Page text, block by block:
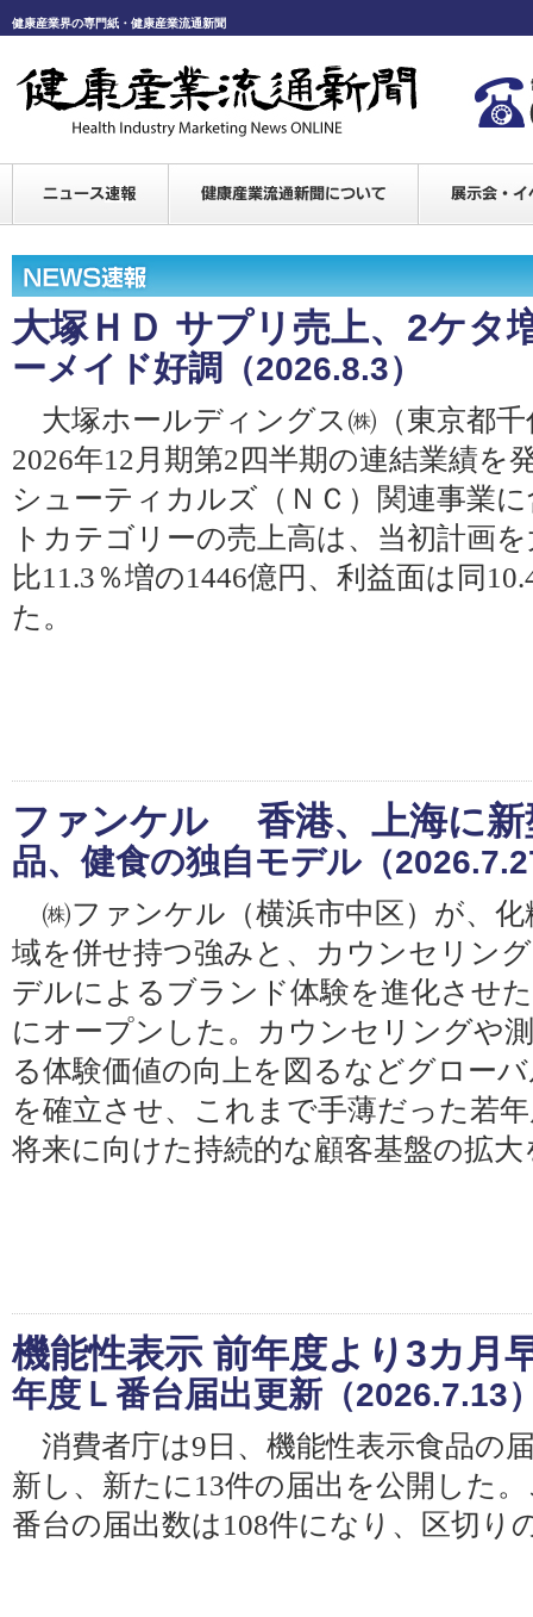
健康産業界の専門紙・健康産業流通新聞
大塚ＨＤ サプリ売上、2ケタ
ーメイド好調 （2026.8.3）
大塚ホールディングス㈱（東京都千
2026年12月期第2四半期の連結業績を
シューティカルズ（ＮＣ）関連事業
トカテゴリーの売上高は、当初計画
比11.3％増の1446億円、利益面は同
た。
ファンケル 香港、上海に新
品、健食の独自モデル （
㈱ファンケル（横浜市中区）が、化
域を併せ持つ強みと、カウンセリン
デルによるブランド体験を進化させ
にオープンした。カウンセリングや
る体験価値の向上を図るなどグロー
を確立させ、これまで手薄だった若
将来に向けた持続的な顧客基盤の拡大
機能性表示 前年度より3カ月
年度Ｌ番台届出更新 （2026.7.13
消費者庁は9日、機能性表示食品の
新し、新たに13件の届出を公開した
番台の届出数は108件になり、区切り